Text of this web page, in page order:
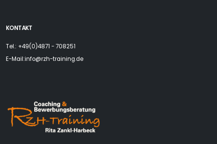
KONTAKT
Tel.: +49(0)4871 - 708251
E-Mail:info@rzh-training.de